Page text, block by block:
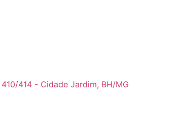
414 - Cidade Jardim, BH/MG